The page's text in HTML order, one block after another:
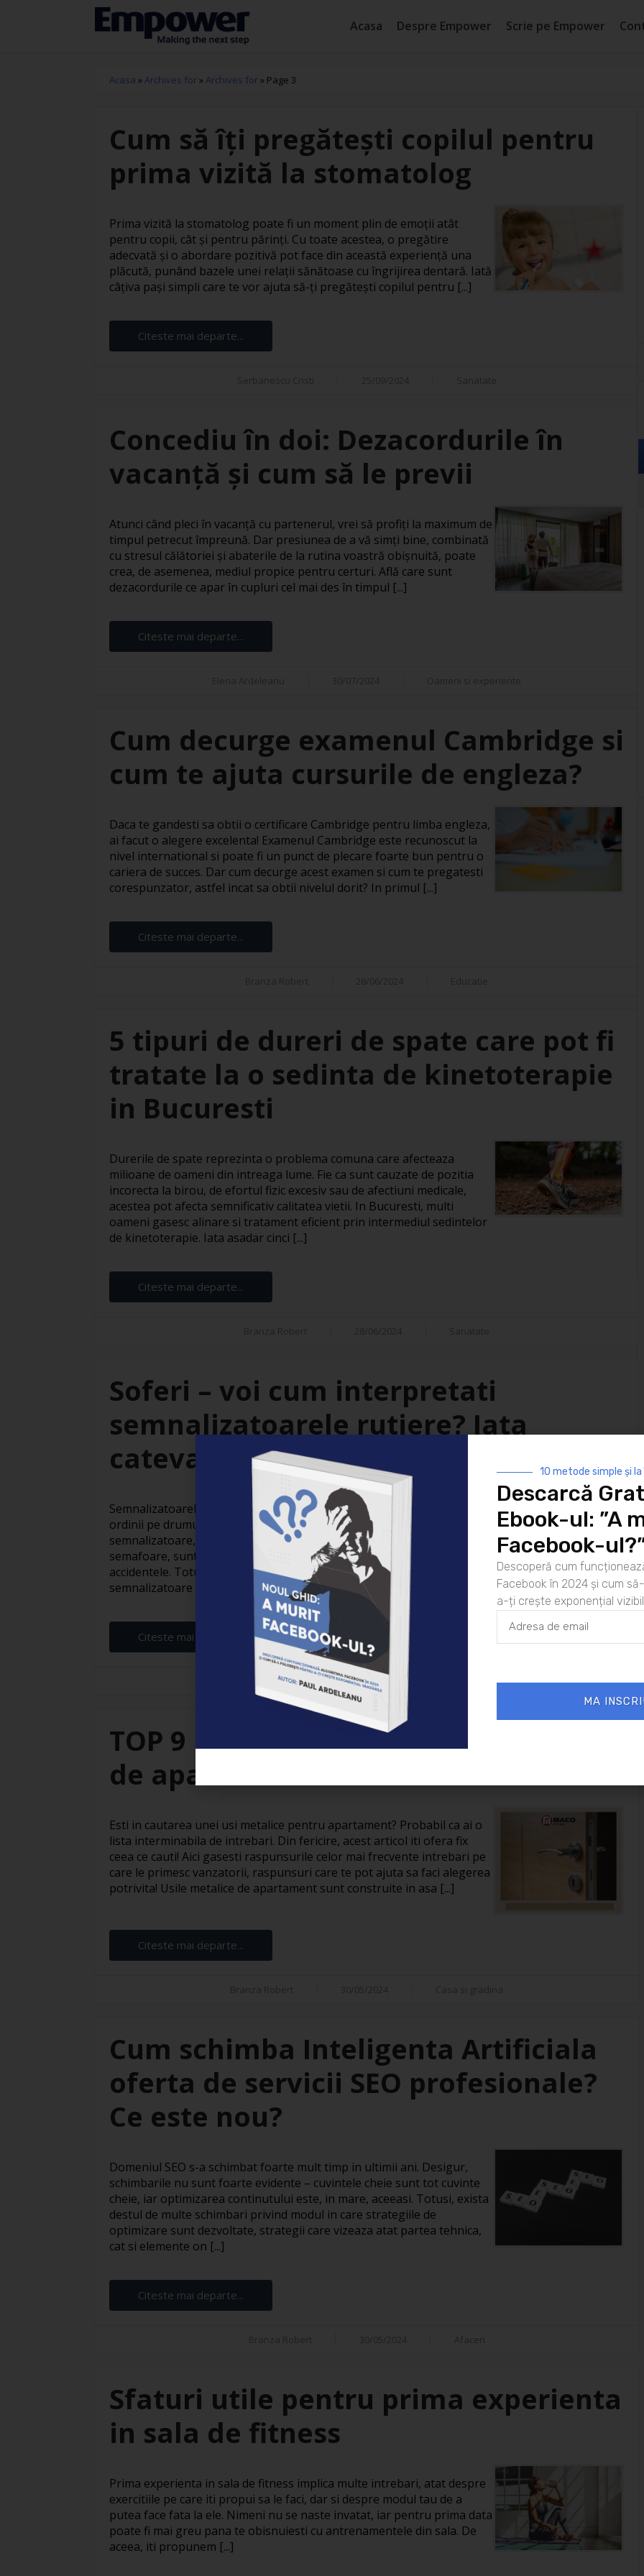
Acasa Despre Empower Scrie pe Empower
Acasa » Archives for» Archives for» Page 3
Cum să îți pregătești copilul pentru
prima vizită la stomatolog
Prima vizită la stomatolog poate fi un moment plin de emoții atât
pentru copii, cât și pentru părinți. Cu toate acestea, o pregătire
adecvată și o abordare pozitivă pot face din această experiență una
plăcută, punând bazele unei relații sănătoase cu îngrijirea dentară. Iată
câțiva pași simpli care te vor ajuta să-ți pregătești copilul pentru [...]
Citeste mai departe...
Concediu în doi: Dezacordurile în
vacanță și cum să le previi
Atunci când pleci în vacanță cu partenerul, vrei să profiți la maximum de
timpul petrecut împreună. Dar presiunea de a vă simți bine, combinată
cu stresul călătoriei și abaterile de la rutina voastră obișnuită, poate
crea, de asemenea, mediul propice pentru certuri. Află care sunt
dezacordurile ce apar în cupluri cel mai des în timpul [...]
Citeste mai departe...
Cum decurge examenul Cambridge si
cum te ajuta cursurile de engleza?
Daca te gandesti sa obtii o certificare Cambridge pentru limba engleza,
ai facut o alegere excelenta! Examenul Cambridge este recunoscut la
nivel international si poate fi un punct de plecare foarte bun pentru o
cariera de succes. Dar cum decurge acest examen si cum te pregatesti
corespunzator, astfel incat sa obtii nivelul dorit? In primul [...]
Citeste mai departe...
5 tipuri de dureri de spate care pot fi
tratate la o sedinta de kinetoterapie
in Bucuresti
Durerile de spate reprezinta o problema comuna care afecteaza
milioane de oameni din intreaga lume. Fie ca sunt cauzate de pozitia
incorecta la birou, de efortul fizic excesiv sau de afectiuni medicale,
acestea pot afecta semnificativ calitatea vietii. In Bucuresti, multi
oameni gasesc alinare si tratament eficient prin intermediul sedintelor
de kinetoterapie. Iata asadar cinci [...]
Citeste mai departe...
Soferi – voi cum interpretati
semnalizatoarele rutiere? Iata
cateva raspunsuri posibile!
Semnalizatoarele rutiere joaca un rol vital in mentinerea sigurantei si
ordinii pe drumurile pe care le parcurgi aproape in fiecare zi. Aceste
semnalizatoare, fie ca sunt marcaje pe carosabil, indicatoare sau
semafoare, sunt esentiale pentru a ghida soferii si pentru a preveni
accidentele. Totusi, in unele cazuri, interpretarea corecta a acestor
semnalizatoare rutiere poate fi [...]
Citeste mai departe...
Branza Robert 30/05/2024
TOP 9 intrebari despre usile metalice
de apartament
Esti in cautarea unei usi metalice pentru apartament? Probabil ca ai o
lista interminabila de intrebari. Din fericire, acest articol iti ofera fix
ceea ce cauti! Aici gasesti raspunsurile celor mai frecvente intrebari pe
care le primesc vanzatorii, raspunsuri care te pot ajuta sa faci alegerea
potrivita! Usile metalice de apartament sunt construite in asa [...]
Citeste mai departe...
Cum schimba Inteligenta Artificiala
oferta de servicii SEO profesionale?
Ce este nou?
Domeniul SEO s-a schimbat foarte mult timp in ultimii ani. Desigur,
schimbarile nu sunt foarte evidente – cuvintele cheie sunt tot cuvinte
cheie, iar optimizarea continutului este, in mare, aceeasi. Totusi, exista
destul de multe schimbari privind modul in care strategiile de
optimizare sunt dezvoltate, strategii care vizeaza atat partea tehnica,
cat si elemente on [...]
Citeste mai departe...
Sfaturi utile pentru prima experienta
in sala de fitness
Prima experienta in sala de fitness implica multe intrebari, atat despre
exercitiile pe care iti propui sa le faci, dar si despre modul tau de a
putea face fata la ele. Nimeni nu se naste invatat, iar pentru prima data
poate fi mai greu pana te obisnuiesti cu antrenamentele din sala. De
aceea, iti propunem [...]
10 metode simple și
Descarcă
Ebook-ul: ”A
Facebook-
Descoperă cum
Facebook în 2024 și cum
a-ți crește exponențial
MA